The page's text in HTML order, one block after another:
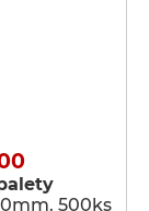
500ks